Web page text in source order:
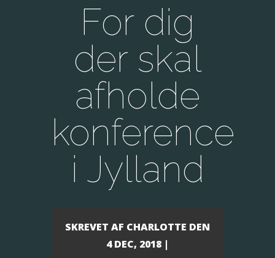
For dig
der skal
afholde
konference
i Jylland
SKREVET AF CHARLOTTE DEN
4 DEC, 2018 |